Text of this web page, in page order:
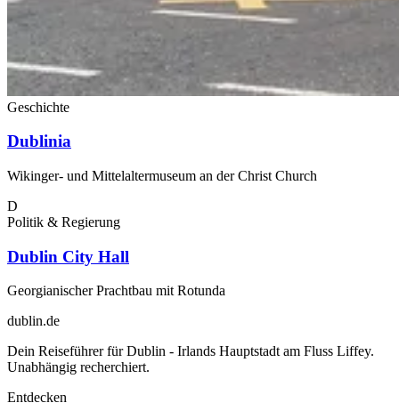
Geschichte
Dublinia
Wikinger- und Mittelaltermuseum an der Christ Church
D
Politik & Regierung
Dublin City Hall
Georgianischer Prachtbau mit Rotunda
dublin.de
Dein Reiseführer für Dublin - Irlands Hauptstadt am Fluss Liffey.
Unabhängig recherchiert.
Entdecken